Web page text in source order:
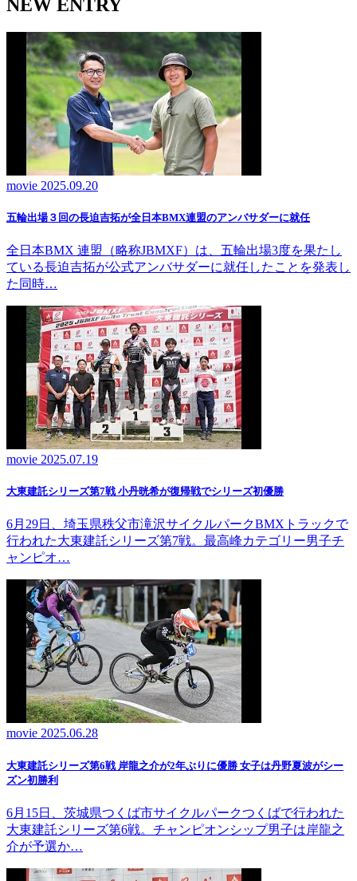
NEW ENTRY
movie 2025.09.20
五輪出場３回の長迫吉拓が全日本BMX連盟のアンバサダーに就任
全日本BMX 連盟（略称JBMXF）は、五輪出場3度を果たし
ている長迫吉拓が公式アンバサダーに就任したことを発表し
た同時…
movie 2025.07.19
大東建託シリーズ第7戦 ⼩丹晄希が復帰戦でシリーズ初優勝
6月29日、埼玉県秩父市滝沢サイクルパークBMXトラックで
行われた大東建託シリーズ第7戦。最高峰カテゴリー男子チ
ャンピオ…
movie 2025.06.28
大東建託シリーズ第6戦 岸龍之介が2年ぶりに優勝 女子は丹野夏波がシー
ズン初勝利
6月15日、茨城県つくば市サイクルパークつくばで行われた
大東建託シリーズ第6戦。チャンピオンシップ男子は岸龍之
介が予選か…